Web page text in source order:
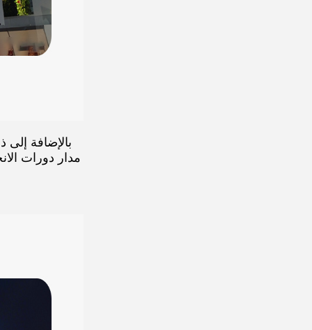
بالإضافة إلى
مدار دورات